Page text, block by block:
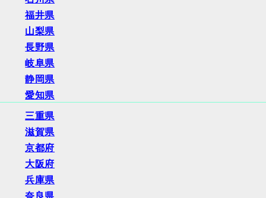
福井県
山梨県
長野県
岐阜県
静岡県
愛知県
三重県
滋賀県
京都府
大阪府
兵庫県
奈良県